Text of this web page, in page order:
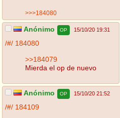
>>>184080
Anónimo OP 15/10/20 19:31
/#/ 184080
>>184079
Mierda el op de nuevo
Anónimo OP 15/10/20 21:52
/#/ 184109